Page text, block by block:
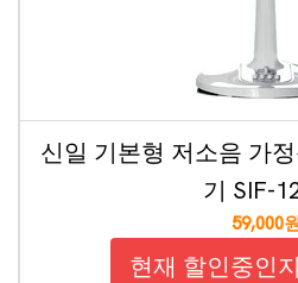
신일 기본형 저소음 가
기 SIF-
59,000
현재 할인중인